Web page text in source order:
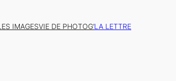
IMAGESVIE DE PHOTOG’LA LETTRE